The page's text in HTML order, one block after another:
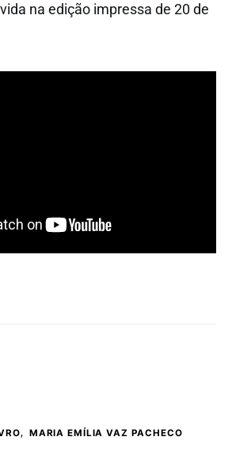
, MARIA EMÍLIA VAZ PACHECO
na edição impressa de 20 de